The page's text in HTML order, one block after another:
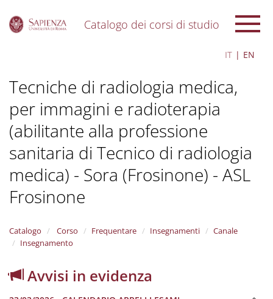
Catalogo dei corsi di studio
IT EN
Tecniche di radiologia medica,
per immagini e radioterapia
(abilitante alla professione
sanitaria di Tecnico di radiologia
medica) - Sora (Frosinone) - ASL
Frosinone
Catalogo Corso Frequentare Insegnamenti
Canale
Insegnamento
Avvisi in evidenza